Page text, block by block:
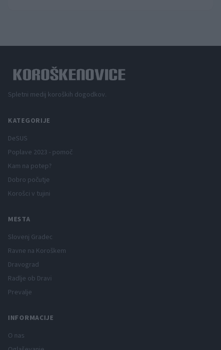
Spletni medij koroških dogodkov.
KATEGORIJE
DeSUS
Poplave 2023 - pomoč
Kam na potep?
Dobro počutje
Korošci v tujini
MESTA
Slovenj Gradec
Ravne na Koroškem
Dravograd
Radlje ob Dravi
Prevalje
INFORMACIJE
O nas